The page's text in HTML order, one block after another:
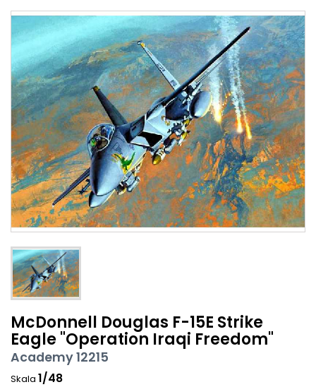
McDonnell Douglas F-15E Strike
Eagle "Operation Iraqi Freedom"
Academy 12215
Skala 1/48